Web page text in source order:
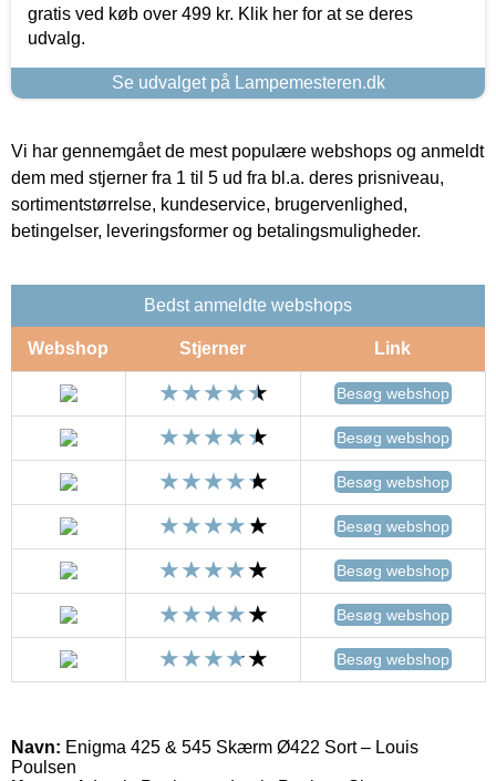
gratis ved køb over 499 kr. Klik her for at se deres
udvalg.
Se udvalget på Lampemesteren.dk
Vi har gennemgået de mest populære webshops og anmeldt
dem med stjerner fra 1 til 5 ud fra bl.a. deres prisniveau,
sortimentstørrelse, kundeservice, brugervenlighed,
betingelser, leveringsformer og betalingsmuligheder.
Bedst anmeldte webshops
Webshop Stjerner Link
Besøg webshop
Besøg webshop
Besøg webshop
Besøg webshop
Besøg webshop
Besøg webshop
Besøg webshop
Navn: Enigma 425 & 545 Skærm Ø422 Sort – Louis
Poulsen